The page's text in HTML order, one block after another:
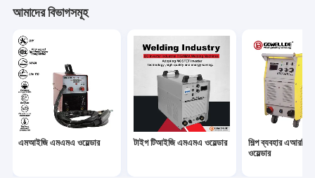
টর্চের খুচরা যন্ত্রাংশ
সেলফ ডার্কিং ওয়েল্ডিং হেলমেট
ফাইবার লেজার ওয়েল্ডার
আমাদের বিভাগসমূহ
এমআইজি এমএমএ ওয়েল্ডার টাইগ টিআইজি এমএমএ ওয়েল্ডার
শিল্প ব্যবহার এআরসি
ওয়েল্ডার